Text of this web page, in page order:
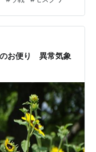
た筋トレをひと月前
像し得ないイベント
の午後に、胃の手術
の手術を境に、肥満
のお便り 異常気象